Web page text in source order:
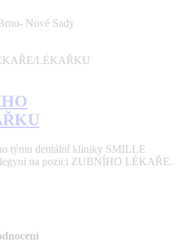
Nové Sady
týmu dentální kliniky SMILLE
na pozici ZUBNÍHO LÉKAŘE.